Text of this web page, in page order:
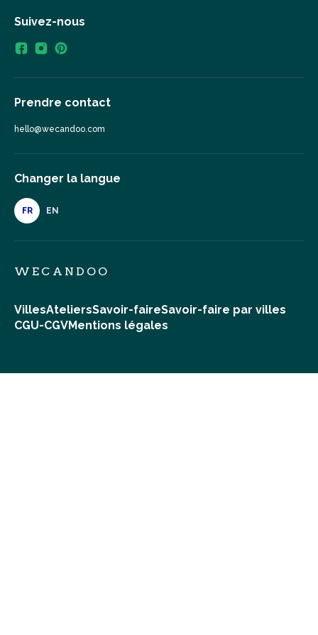
Suivez-nous
Prendre contact
hello@wecandoo.com
Changer la langue
FR EN
WECANDOO
VillesAteliersSavoir-faireSavoir-faire par villes
CGU-CGVMentions légales